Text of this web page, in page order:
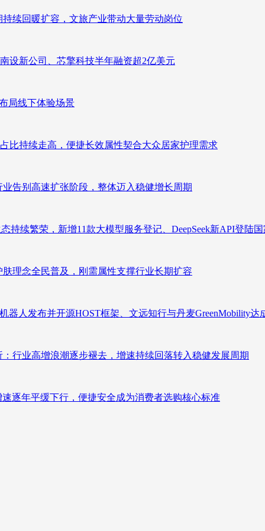
续回暖扩容，文旅产业带动大量劳动岗位
设新公司、芯擎科技半年融资超2亿美元
局线下体验场景
比持续走高，便捷长效属性契合大众居家护理需求
告别高速扩张阶段，整体迈入稳健增长周期
续繁荣，新增11款大模型服务登记、DeepSeek新API登陆
理念全民普及，刚需属性支撑行业长期扩容
器人发布并开源HOST框架、文远知行与丹麦GreenMobility达
行业高增浪潮逐步褪去，增速持续回落转入稳健发展周期
逐年平缓下行，便捷安全成为消费者选购核心标准